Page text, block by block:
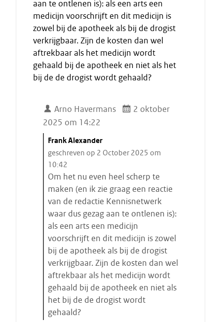
aan te ontlenen is): als een arts een
medicijn voorschrijft en dit medicijn is
zowel bij de apotheek als bij de drogist
verkrijgbaar. Zijn de kosten dan wel
aftrekbaar als het medicijn wordt
gehaald bij de apotheek en niet als het
bij de de drogist wordt gehaald?
Arno Havermans
2 oktober
2025 om 14:22
C
i
t
a
a
t
s
t
a
r
Frank Alexander
geschreven op 2 October 2025 om
10:42
Om het nu even heel scherp te
maken (en ik zie graag een reactie
van de redactie Kennisnetwerk
waar dus gezag aan te ontlenen is):
als een arts een medicijn
voorschrijft en dit medicijn is zowel
bij de apotheek als bij de drogist
verkrijgbaar. Zijn de kosten dan wel
aftrekbaar als het medicijn wordt
gehaald bij de apotheek en niet als
het bij de de drogist wordt
gehaald?